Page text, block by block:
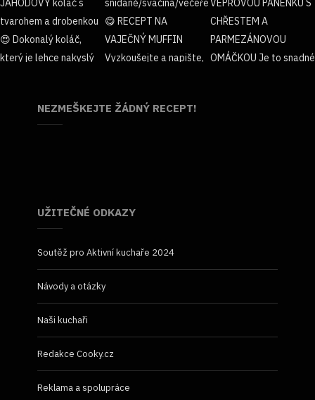
NEZMEŠKEJTE ŽÁDNÝ RECEPT!
UŽITEČNÉ ODKAZY
Soutěž pro Aktivní kuchaře 2024
Návody a otázky
Naši kuchaři
Redakce Cooky.cz
Reklama a spolupráce